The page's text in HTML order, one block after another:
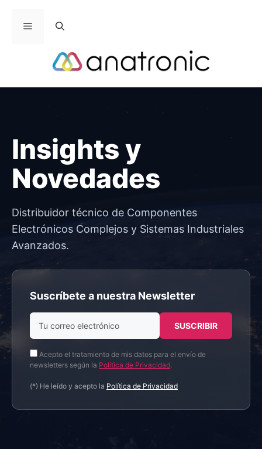
Menú
Insights y
Novedades
Distribuidor técnico de Componentes
Electrónicos Complejos y Sistemas Industriales
Avanzados.
Suscríbete a nuestra Newsletter
Acepto el tratamiento de mis datos para el envío de
newsletters según la Política de Privacidad.
(*) He leído y acepto la Política de Privacidad